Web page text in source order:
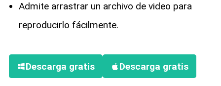
Admite arrastrar un archivo de video para
reproducirlo fácilmente.
Descarga gratis Descarga gratis